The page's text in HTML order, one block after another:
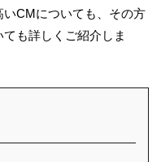
CMについても、その方
も詳しくご紹介しま